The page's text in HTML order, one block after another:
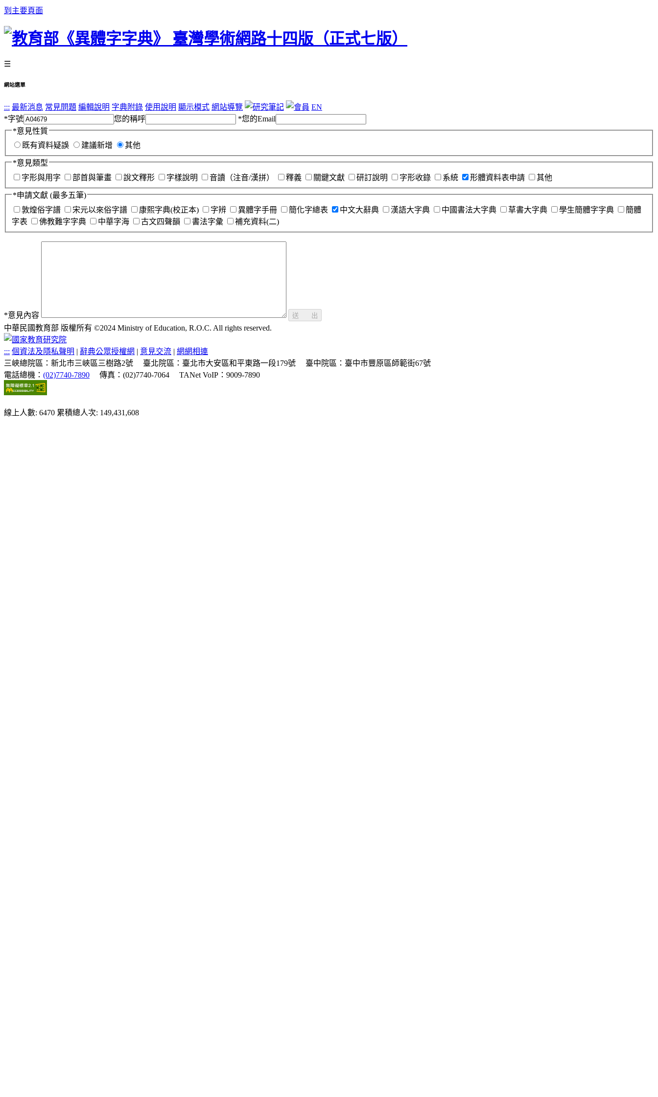
到主要頁面
☰
網站選單
::: 最新消息 常見問題 編輯說明 字典附錄 使用說明 顯示模式 網站導覽
EN
*字號 您的稱呼 *您的Email
*意見性質
既有資料疑誤
建議新增 其他
*意見類型
字形與用字
部首與筆畫 說文釋形 字樣說明 音讀（注音/漢拼） 釋義 關鍵文獻 研訂說明 字形收錄 系統 形體資料表申請 其他
*申請文獻 (最多五筆)
敦煌俗字譜
宋元以來俗字譜 康熙字典(校正本) 字辨 異體字手冊 簡化字總表 中文大辭典 漢語大字典 中國書法大字典 草書大字典 學生簡體字字典
簡體
字表
佛教難字字典 中華字海 古文四聲韻 書法字彙 補充資料(二)
*意見內容 送 出
中華民國教育部 版權所有 ©2024 Ministry of Education, R.O.C. All rights reserved.
::: 個資法及隱私聲明 | 辭典公眾授權網 | 意見交流 | 網網相連
三峽總院區：新北市三峽區三樹路2號
臺北院區：臺北市大安區和平東路一段179號
臺中院區：臺中市豐原區師範街67號
電話總機： (02)7740-7890 傳真：(02)7740-7064 TANet VoIP：9009-7890
線上人數: 6470 累積總人次: 149,431,608